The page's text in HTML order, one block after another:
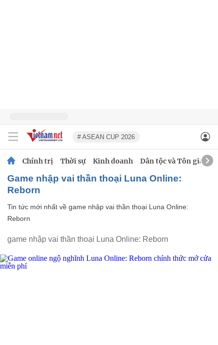
# ASEAN CUP 2026
Chính trị Thời sự Kinh doanh Dân tộc và Tôn giáo
game nhập vai thần thoại Luna Online:
Reborn
Tin tức mới nhất về game nhập vai thần thoại Luna Online:
Reborn
game nhập vai thần thoại Luna Online: Reborn